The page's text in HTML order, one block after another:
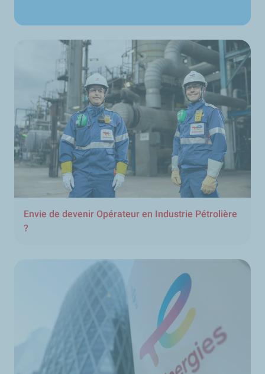
Envie de devenir Opérateur en Industrie Pétrolière
?